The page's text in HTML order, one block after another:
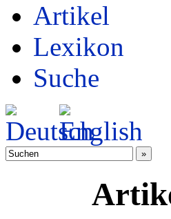
Artikel
Lexikon
Suche